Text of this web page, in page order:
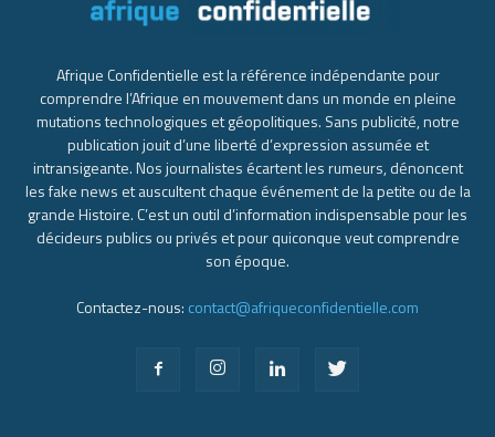
Afrique Confidentielle est la référence indépendante pour
comprendre l’Afrique en mouvement dans un monde en pleine
mutations technologiques et géopolitiques. Sans publicité, notre
publication jouit d’une liberté d’expression assumée et
intransigeante. Nos journalistes écartent les rumeurs, dénoncent
les fake news et auscultent chaque événement de la petite ou de la
grande Histoire. C’est un outil d’information indispensable pour les
décideurs publics ou privés et pour quiconque veut comprendre
son époque.
Contactez-nous: contact@afriqueconfidentielle.com